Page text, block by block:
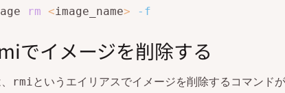
rm <image_name> -f
でイメージを削除する
rmiというエイリアスでイメージを削除するコマンドが